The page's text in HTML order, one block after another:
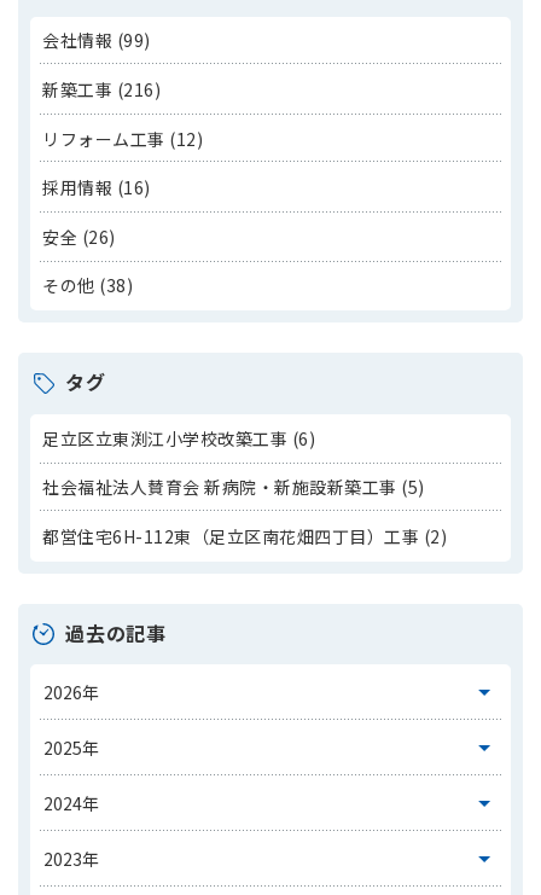
会社情報 (99)
新築工事 (216)
リフォーム工事 (12)
採用情報 (16)
安全 (26)
その他 (38)
タグ
足立区立東渕江小学校改築工事 (6)
社会福祉法人賛育会 新病院・新施設新築工事 (5)
都営住宅6H-112東（足立区南花畑四丁目）工事 (2)
過去の記事